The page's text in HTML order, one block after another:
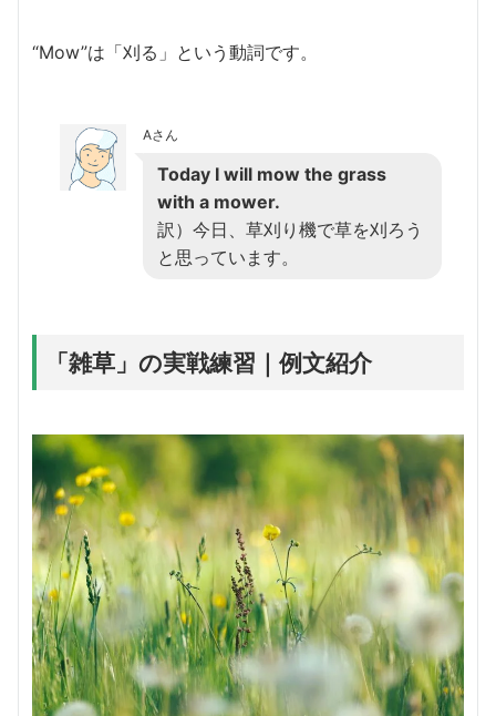
“Mow”は「刈る」という動詞です。
Aさん
Today I will mow the grass
with a mower.
訳）今日、草刈り機で草を刈ろう
と思っています。
「雑草」の実戦練習｜例文紹介